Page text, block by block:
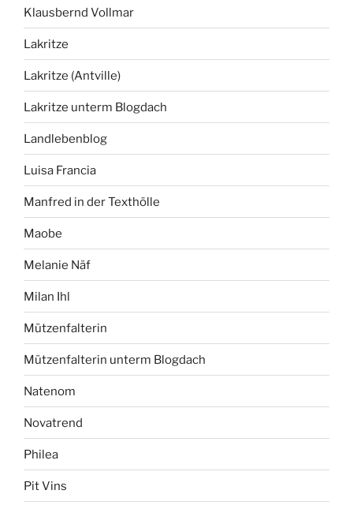
Klausbernd Vollmar
Lakritze
Lakritze (Antville)
Lakritze unterm Blogdach
Landlebenblog
Luisa Francia
Manfred in der Texthölle
Maobe
Melanie Näf
Milan Ihl
Mützenfalterin
Mützenfalterin unterm Blogdach
Natenom
Novatrend
Philea
Pit Vins